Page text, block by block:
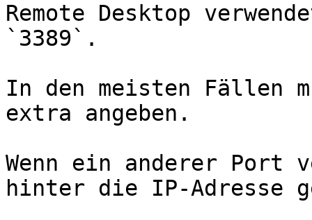
Remote Desktop
`3389`.
In den meisten Fällen
extra angeben.
Wenn ein anderer Port
hinter die IP-Adresse